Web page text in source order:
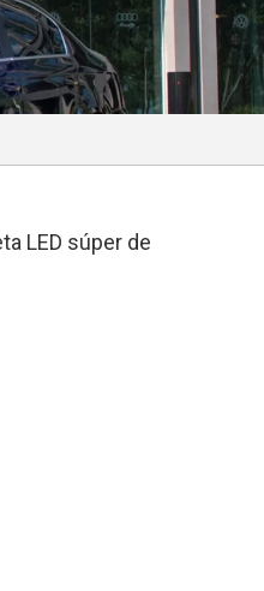
LED súper de